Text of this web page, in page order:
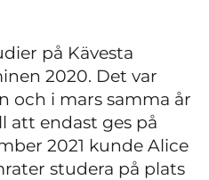
på Kävesta
2020. Det var
och i mars samma år
att endast ges på
2021 kunde Alice
studera på plats